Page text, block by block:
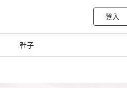
登入
鞋子